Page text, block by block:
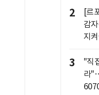
2
[르
감
지
3
"직
라